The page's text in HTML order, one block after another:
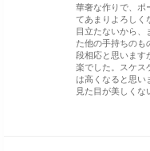
華奢な作りで、ポ
てあまりよろしく
目立たないから、
た他の手持ちのも
段相応と思います
楽でした。スケス
は高くなると思い
見た目が美しくな